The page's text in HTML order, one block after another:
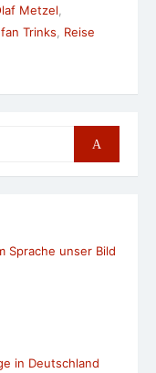
Metzel,
Trinks
Reise
Search
Sprache unser Bild
in Deutschland